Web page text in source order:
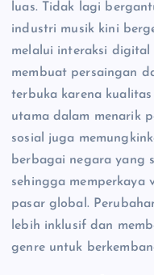
luas. Tidak lagi
industri musik kini
melalui interaksi
membuat persaingan
terbuka karena
utama dalam menarik
sosial juga
berbagai negara yang
sehingga memperkaya
pasar global.
lebih inklusif dan
genre untuk